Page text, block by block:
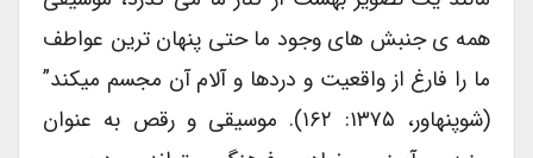
همه ی جنبش های وجود ما حتی پنهان ترین عواطف
ما را فارغ از واقعیت و دردها و آلام آن مجسم میکند”
(شوپنهاور، ۱۳۷۵: ۱۶۲). موسیقی و رقص به عنوان